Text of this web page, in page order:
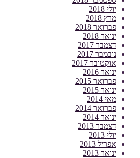
יולי 2018
מרץ 2018
פברואר 2018
ינואר 2018
דצמבר 2017
נובמבר 2017
אוקטובר 2017
ינואר 2016
פברואר 2015
ינואר 2015
מאי 2014
פברואר 2014
ינואר 2014
דצמבר 2013
יולי 2013
אפריל 2013
ינואר 2013